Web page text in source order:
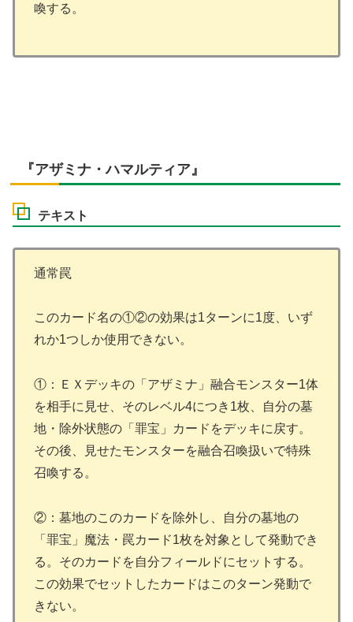
喚する。
『アザミナ・ハマルティア』
テキスト
通常罠
このカード名の①②の効果は1ターンに1度、いず
れか1つしか使用できない。
①：ＥＸデッキの「アザミナ」融合モンスター1体
を相手に見せ、そのレベル4につき1枚、自分の墓
地・除外状態の「罪宝」カードをデッキに戻す。
その後、見せたモンスターを融合召喚扱いで特殊
召喚する。
②：墓地のこのカードを除外し、自分の墓地の
「罪宝」魔法・罠カード1枚を対象として発動でき
る。そのカードを自分フィールドにセットする。
この効果でセットしたカードはこのターン発動で
きない。